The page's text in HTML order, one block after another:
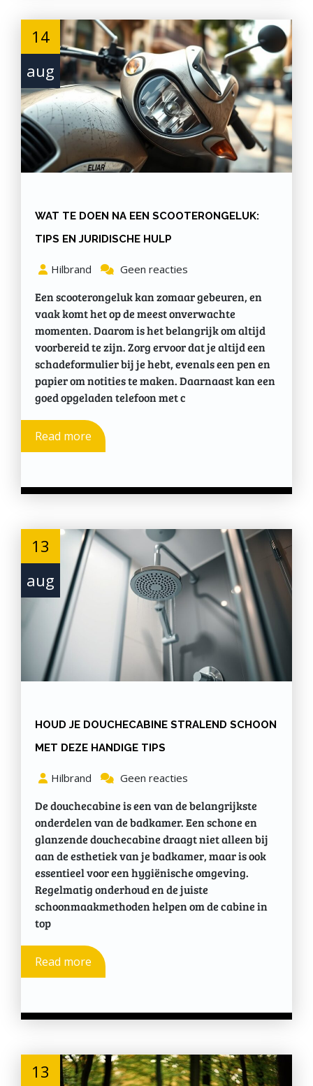
14
aug
WAT TE DOEN NA EEN SCOOTERONGELUK:
TIPS EN JURIDISCHE HULP
Hilbrand Geen reacties
Een scooterongeluk kan zomaar gebeuren, en
vaak komt het op de meest onverwachte
momenten. Daarom is het belangrijk om altijd
voorbereid te zijn. Zorg ervoor dat je altijd een
schadeformulier bij je hebt, evenals een pen en
papier om notities te maken. Daarnaast kan een
goed opgeladen telefoon met c
Read more
13
aug
HOUD JE DOUCHECABINE STRALEND SCHOON
MET DEZE HANDIGE TIPS
Hilbrand Geen reacties
De douchecabine is een van de belangrijkste
onderdelen van de badkamer. Een schone en
glanzende douchecabine draagt niet alleen bij
aan de esthetiek van je badkamer, maar is ook
essentieel voor een hygiënische omgeving.
Regelmatig onderhoud en de juiste
schoonmaakmethoden helpen om de cabine in
top
Read more
13